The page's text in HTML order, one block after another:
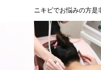
ニキビでお悩みの方是